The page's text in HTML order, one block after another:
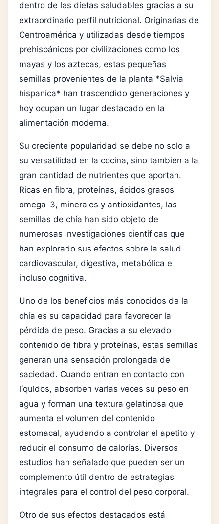
dentro de las dietas saludables gracias a su
extraordinario perfil nutricional. Originarias de
Centroamérica y utilizadas desde tiempos
prehispánicos por civilizaciones como los
mayas y los aztecas, estas pequeñas
semillas provenientes de la planta *Salvia
hispanica* han trascendido generaciones y
hoy ocupan un lugar destacado en la
alimentación moderna.
Su creciente popularidad se debe no solo a
su versatilidad en la cocina, sino también a la
gran cantidad de nutrientes que aportan.
Ricas en fibra, proteínas, ácidos grasos
omega-3, minerales y antioxidantes, las
semillas de chía han sido objeto de
numerosas investigaciones científicas que
han explorado sus efectos sobre la salud
cardiovascular, digestiva, metabólica e
incluso cognitiva.
Uno de los beneficios más conocidos de la
chía es su capacidad para favorecer la
pérdida de peso. Gracias a su elevado
contenido de fibra y proteínas, estas semillas
generan una sensación prolongada de
saciedad. Cuando entran en contacto con
líquidos, absorben varias veces su peso en
agua y forman una textura gelatinosa que
aumenta el volumen del contenido
estomacal, ayudando a controlar el apetito y
reducir el consumo de calorías. Diversos
estudios han señalado que pueden ser un
complemento útil dentro de estrategias
integrales para el control del peso corporal.
Otro de sus efectos destacados está